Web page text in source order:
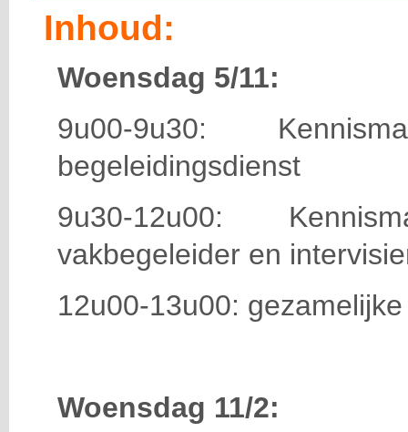
Inhoud:
Woensdag 5/11:
9u00-9u30:
begeleidingsdienst
9u30-12u00:
vakbegeleider en
12u00-13u00:
Woensdag 11/2: